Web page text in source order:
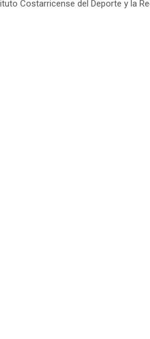
Costarricense del Deporte y la